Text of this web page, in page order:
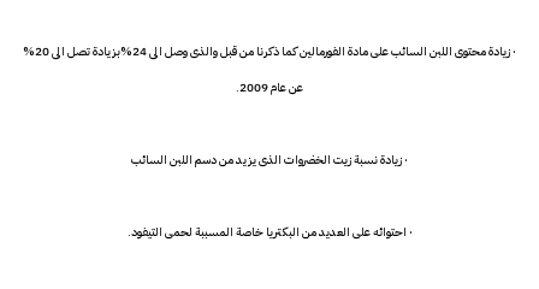
· زيادة محتوى اللبن السائب على مادة الفورمالين كما ذكرنا من قبل والذى وصل الى 24%بزيادة تصل الى 20%
عن عام 2009.
· زيادة نسبة زيت الخضروات الذى يزيد من دسم اللبن السائب
· احتوائه على العديد من البكتريا خاصة المسببة لحمى التيفود.